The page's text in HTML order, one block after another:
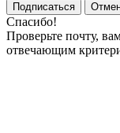
Подписаться
Спасибо!
Проверьте почту,
отвечающим